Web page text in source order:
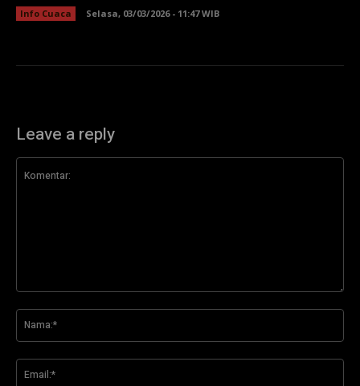
Info Cuaca Selasa, 03/03/2026 - 11:47 WIB
Leave a reply